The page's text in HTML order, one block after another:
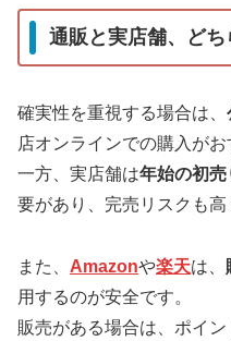
通販と実店舗、どち
確実性を重視する場合は、
店オンラインでの購入がお
一方、実店舗は年始の初売
要があり、完売リスクも高
また、 Amazonや楽天は、
用するのが安全です。
販売がある場合は、ポイ